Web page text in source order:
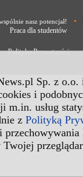
Sp. z
i
m.in. usług
z Polityką
nasz potencjał! •
Praca dla studentów
Polityka Prywatności